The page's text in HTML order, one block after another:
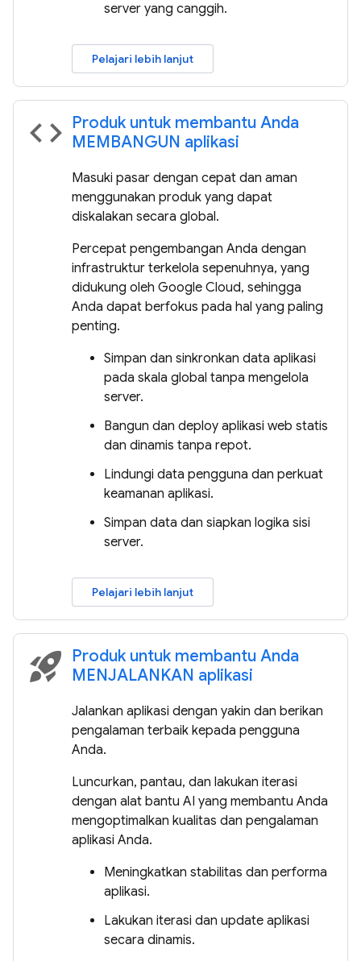
server yang canggih.
Pelajari lebih lanjut
code Produk untuk membantu Anda
MEMBANGUN aplikasi
Masuki pasar dengan cepat dan aman
menggunakan produk yang dapat
diskalakan secara global.
Percepat pengembangan Anda dengan
infrastruktur terkelola sepenuhnya, yang
didukung oleh Google Cloud, sehingga
Anda dapat berfokus pada hal yang paling
penting.
Simpan dan sinkronkan data aplikasi
pada skala global tanpa mengelola
server.
Bangun dan deploy aplikasi web statis
dan dinamis tanpa repot.
Lindungi data pengguna dan perkuat
keamanan aplikasi.
Simpan data dan siapkan logika sisi
server.
Pelajari lebih lanjut
rocket_launch Produk untuk membantu Anda
MENJALANKAN aplikasi
Jalankan aplikasi dengan yakin dan berikan
pengalaman terbaik kepada pengguna
Anda.
Luncurkan, pantau, dan lakukan iterasi
dengan alat bantu AI yang membantu Anda
mengoptimalkan kualitas dan pengalaman
aplikasi Anda.
Meningkatkan stabilitas dan performa
aplikasi.
Lakukan iterasi dan update aplikasi
secara dinamis.